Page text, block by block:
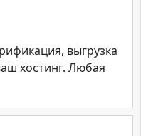
выгрузка
хостинг. Любая